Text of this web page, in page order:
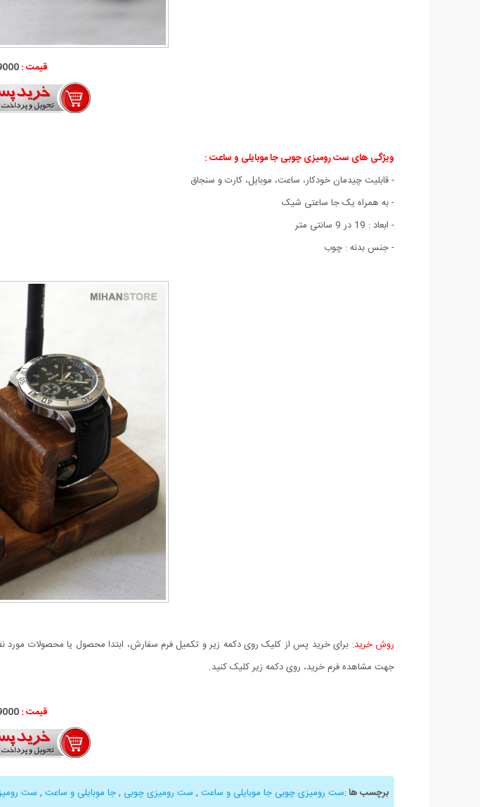
قیمت :59000
ویژگی های ست رومیزی چوبی جا موبایلی و ساعت :
- قابلیت چیدمان خودکار، ساعت، موبایل، کارت و سنجاق
- به‌ همراه یک جا ساعتی شیک
- ابعاد : 19 در 9 سانتی متر
- جنس بدنه : چوب
روش خرید: برای خرید پس از کلیک روی دکمه زیر و تکمیل فرم سفارش، ابتدا محصول یا محصولات مورد
جهت مشاهده فرم خرید، روی دکمه زیر کلیک کنید.
قیمت :59000
برچسب ها:ست رومیزی چوبی جا موبایلی و ساعت , ست رومیزی چوبی ,جا موبایلی و ساعت , ست